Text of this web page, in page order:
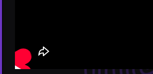
ולגיטימית.
לפנות למומחה
ולא לנסות